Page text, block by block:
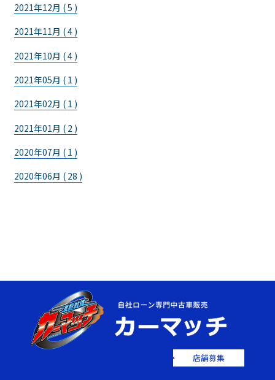
2021年12月 ( 5 )
2021年11月 ( 4 )
2021年10月 ( 4 )
2021年05月 ( 1 )
2021年02月 ( 1 )
2021年01月 ( 2 )
2020年07月 ( 1 )
2020年06月 ( 28 )
店舗募集